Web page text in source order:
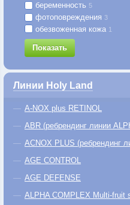
беременность 5
фотоповреждения 3
обезвоженная кожа 1
Показать
Линии Holy Land
A-NOX plus RETINOL
ABR (ребрендинг линии
ACNOX PLUS (ребрендинг
AGE CONTROL
AGE DEFENSE
ALPHA COMPLEX Multi-fruit